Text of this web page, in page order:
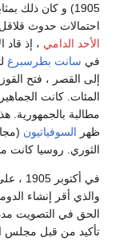
1905) و كان ذلك
احتمالات حدوث قلاقل. في يناير 1905 وقعت
الأحد الدامي ، إذ
في سانت بطرسبرغ
إلى القصر ، فتح
المئات. كانت
مطالبة بالجمهورية.
ظهر السوفياتيون
الثوري. روسيا كانت
في أكتوبر 1905 ، على مضض أصدر نيكولاس
والذي أقر إنشاء
الحق في التصويت
تأكيد من قبل مجلس